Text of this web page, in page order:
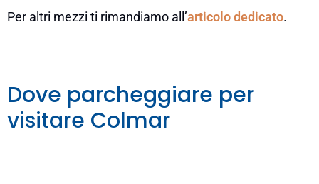
Per altri mezzi ti rimandiamo all’articolo dedicato.
Dove parcheggiare per
visitare Colmar